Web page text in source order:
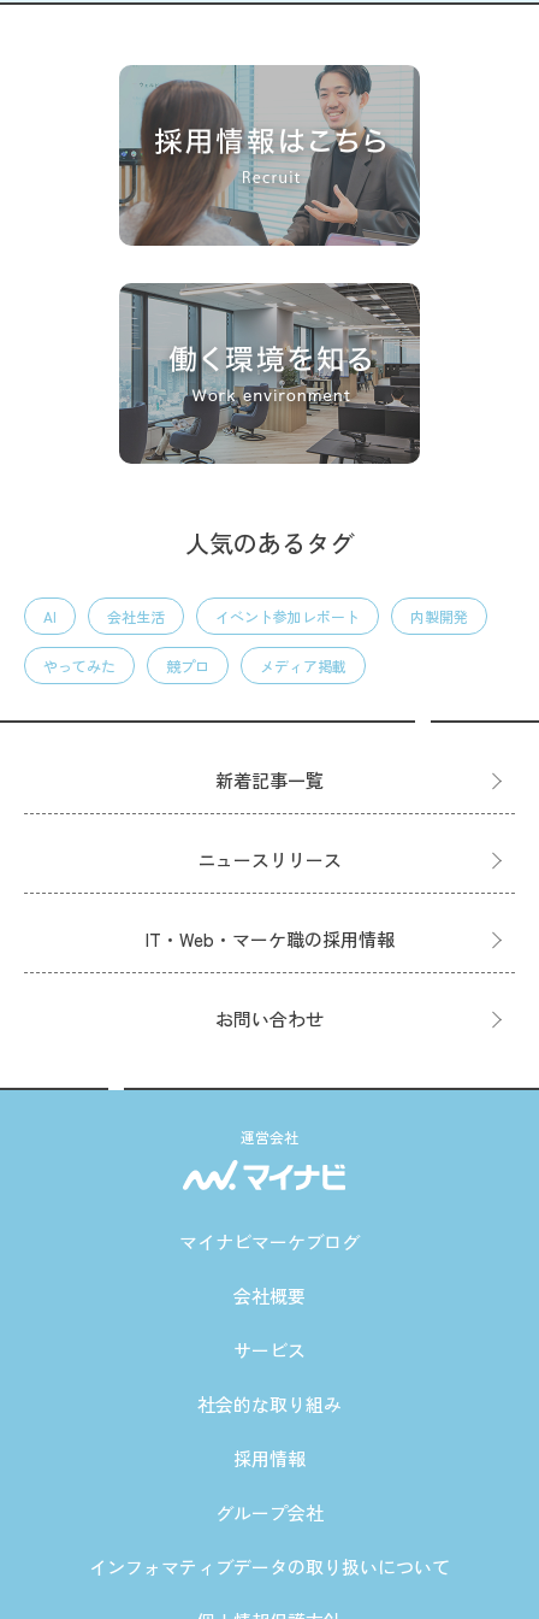
人気のあるタグ
AI 会社生活 イベント参加レポート 内製開発
やってみた 競プロ メディア掲載
新着記事一覧
ニュースリリース
IT・Web・マーケ職の採用情報
お問い合わせ
運営会社
マイナビマーケブログ
会社概要
サービス
社会的な取り組み
採用情報
グループ会社
インフォマティブデータの取り扱いについて